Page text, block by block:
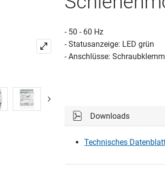
- 50 - 60 Hz
- Statusanzeige: LED grün
- Anschlüsse:
Downloads
Technisches